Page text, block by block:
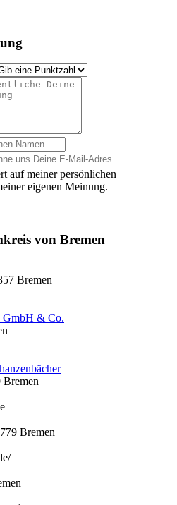
auf meiner persönlichen
eigenen Meinung.
von Bremen
Bremen
GmbH & Co.
Bremen
Bremen